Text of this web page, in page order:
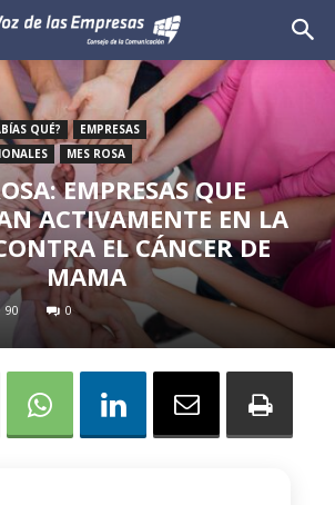
QUÉ?
EMPRESAS
MES ROSA
EMPRESAS QUE
ACTIVAMENTE EN LA
EL CÁNCER DE
MAMA
90 0